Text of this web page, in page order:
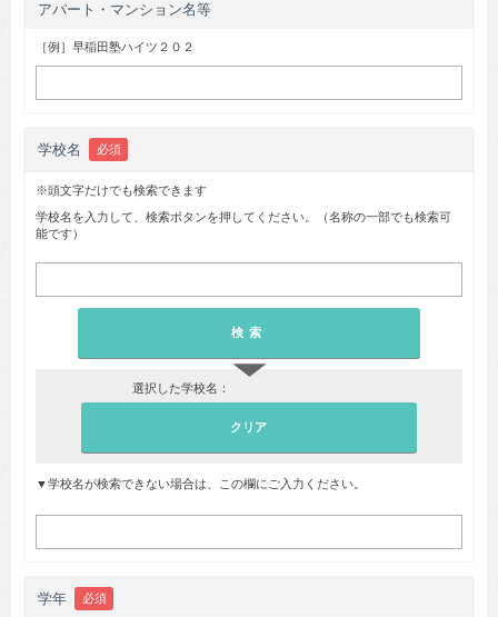
アパート・マンション名等
［例］早稲田塾ハイツ２０２
学校名 必須
※頭文字だけでも検索できます
学校名を入力して、検索ボタンを押してください。（名称の一部でも検索可
能です）
選択した学校名：
▼学校名が検索できない場合は、この欄にご入力ください。
学年 必須